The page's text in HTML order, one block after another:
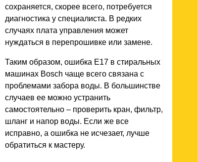
сохраняется, скорее всего, потребуется
диагностика у специалиста. В редких
случаях плата управления может
нуждаться в перепрошивке или замене.
Таким образом, ошибка E17 в стиральных
машинах Bosch чаще всего связана с
проблемами забора воды. В большинстве
случаев ее можно устранить
самостоятельно – проверить кран, фильтр,
шланг и напор воды. Если же все
исправно, а ошибка не исчезает, лучше
обратиться к мастеру.